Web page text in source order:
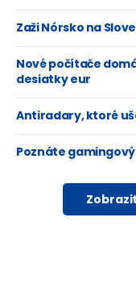
Zaži Nórsko na
Nové počítače
desiatky eur
Antiradary, ktoré
Poznáte